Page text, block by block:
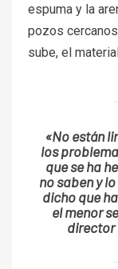
espuma y la
pozos
sube, el
«No están
los
que se ha
no saben y
dicho que
el menor
director